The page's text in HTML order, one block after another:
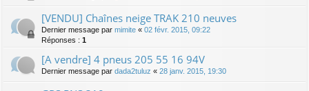
[VENDU] Chaînes neige TRAK 210 neuves
Dernier message par mimite « 02 févr. 2015, 09:22
Réponses : 1
[A vendre] 4 pneus 205 55 16 94V
Dernier message par dada2tuluz « 28 janv. 2015, 19:30